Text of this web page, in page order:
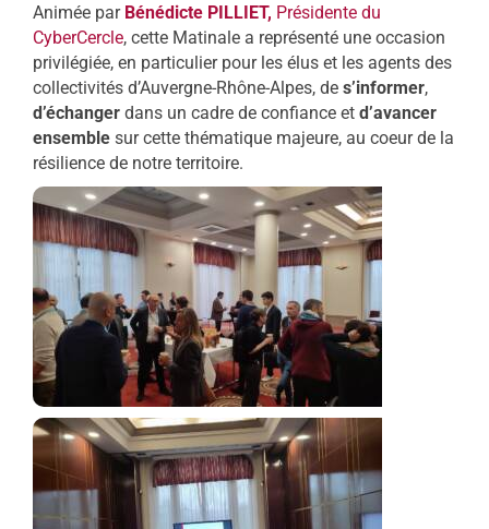
Animée par Bénédicte PILLIET, Présidente du
CyberCercle, cette Matinale a représenté une occasion
privilégiée, en particulier pour les élus et les agents des
collectivités d’Auvergne-Rhône-Alpes, de s’informer,
d’échangerdans un cadre de confiance etd’avancer
ensemblesur cette thématique majeure, au coeur de la
résilience de notre territoire.